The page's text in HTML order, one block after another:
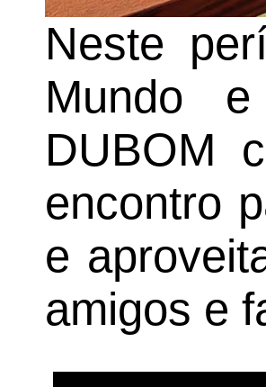
Neste
Mundo
DUBOM
encontro
e
amigos e